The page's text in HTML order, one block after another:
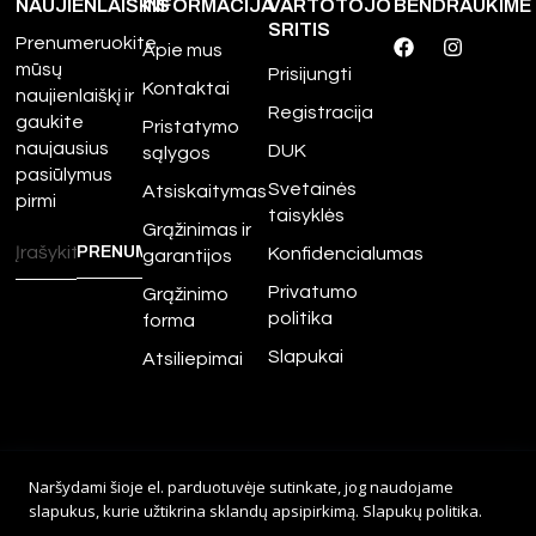
NAUJIENLAIŠKIS
Prenumeruokite
mūsų
naujienlaiškį ir
gaukite
naujausius
pasiūlymus
pirmi
INFORMACIJA
Apie mus
Kontaktai
Pristatymo
sąlygos
Atsiskaitymas
Grąžinimas ir
garantijos
Grąžinimo
forma
Atsiliepimai
VARTOTOJO
SRITIS
Prisijungti
Registracija
DUK
Svetainės
taisyklės
Konfidencialumas
Privatumo
politika
Slapukai
BENDRAUKIME
teisės saugomos.
Sprendimas:Adveits
Naršydami šioje el. parduotuvėje sutinkate, jog naudojame
slapukus, kurie užtikrina sklandų apsipirkimą. Slapukų politika.